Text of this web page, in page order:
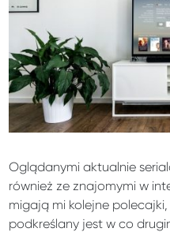
Oglądanymi aktualnie
również ze znajomymi w
migają mi kolejne
podkreślany jest w co